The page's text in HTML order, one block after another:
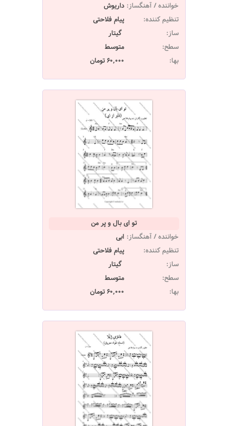
خواننده / آهنگساز: داریوش
تنظیم کننده:
پیام فلاحتی
ساز:
گیتار
سطح:
متوسط
بها:
60,000 تومان
تو ای بال و پر من
خواننده / آهنگساز: ابی
تنظیم کننده:
پیام فلاحتی
ساز:
گیتار
سطح:
متوسط
بها:
60,000 تومان